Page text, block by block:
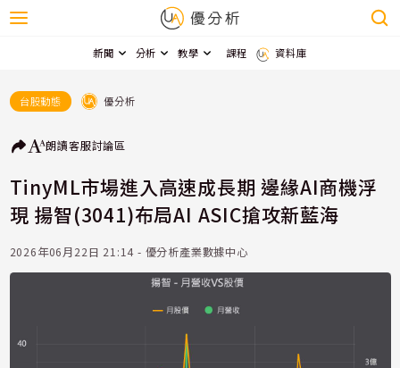
新聞 分析 教學 課程 資料庫
台股動態 優分析
朗讀客服討論區
TinyML市場進入高速成長期 邊緣AI商機浮
現 揚智(3041)布局AI ASIC搶攻新藍海
2026年06月22日 21:14 - 優分析產業數據中心